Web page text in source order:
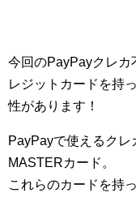
今回のPayPayクレカ
レジットカードを持
性があります！
PayPayで使えるクレ
MASTERカード。
これらのカードを持